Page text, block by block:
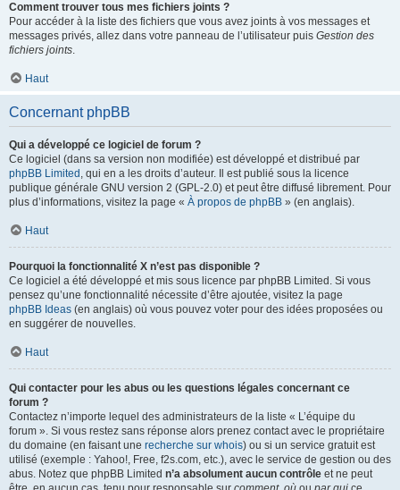
Comment trouver tous mes fichiers joints ?
Pour accéder à la liste des fichiers que vous avez joints à vos messages et
messages privés, allez dans votre panneau de l’utilisateur puis Gestion des
fichiers joints.
Haut
Concernant phpBB
Qui a développé ce logiciel de forum ?
Ce logiciel (dans sa version non modifiée) est développé et distribué par
phpBB Limited , qui en a les droits d’auteur. Il est publié sous la licence
publique générale GNU version 2 (GPL-2.0) et peut être diffusé librement. Pour
plus d’informations, visitez la page « À propos de phpBB » (en anglais).
Haut
Pourquoi la fonctionnalité X n’est pas disponible ?
Ce logiciel a été développé et mis sous licence par phpBB Limited. Si vous
pensez qu’une fonctionnalité nécessite d’être ajoutée, visitez la page
phpBB Ideas (en anglais) où vous pouvez voter pour des idées proposées ou
en suggérer de nouvelles.
Haut
Qui contacter pour les abus ou les questions légales concernant ce
forum ?
Contactez n’importe lequel des administrateurs de la liste « L’équipe du
forum ». Si vous restez sans réponse alors prenez contact avec le propriétaire
du domaine (en faisant une recherche sur whois) ou si un service gratuit est
utilisé (exemple : Yahoo!, Free, f2s.com, etc.), avec le service de gestion ou des
abus. Notez que phpBB Limited n’a absolument aucun contrôle et ne peut